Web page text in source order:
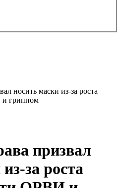
носить маски из-за роста
и гриппом
призвал
за роста